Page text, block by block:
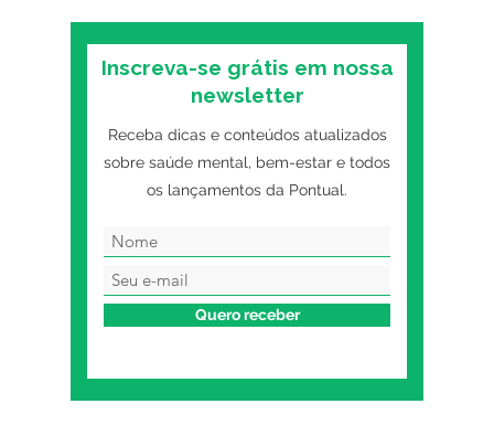
Inscreva-se grátis em nossa
newsletter
Receba dicas e conteúdos atualizados
sobre saúde mental, bem-estar e todos
os lançamentos da Pontual.
Quero receber